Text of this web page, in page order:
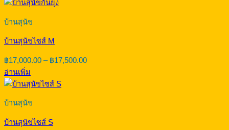
บ้านสุนัข
บ้านสุนัขไซส์ M
฿17,000.00 – ฿17,500.00Price
อ่านเพิ่ม
บ้านสุนัข
บ้านสุนัขไซส์ S